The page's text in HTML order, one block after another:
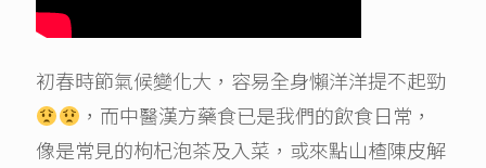
初春時節氣候變化大，容易全身懶洋洋提不起勁
，而中醫漢方藥食已是我們的飲食日常，
像是常見的枸杞泡茶及入菜，或來點山楂陳皮解